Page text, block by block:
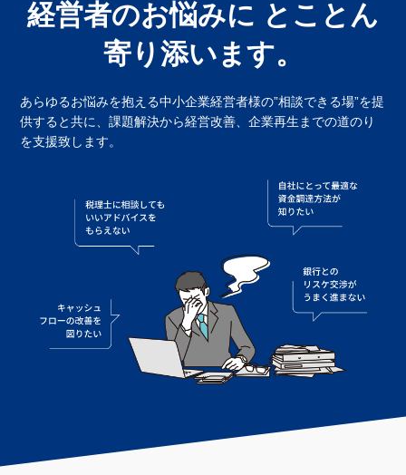
経営者のお悩みに とことん
寄り添います。
あらゆるお悩みを抱える中小企業経営者様の”相談できる場”を提
供すると共に、課題解決から経営改善、企業再生までの道のり
を支援致します。